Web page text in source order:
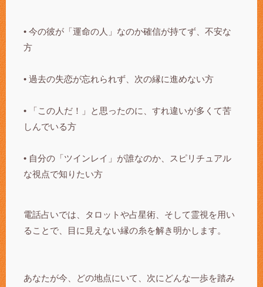
• 今の彼が「運命の人」なのか確信が持てず、不安な
方
• 過去の失恋が忘れられず、次の縁に進めない方
• 「この人だ！」と思ったのに、すれ違いが多くて苦
しんでいる方
• 自分の「ツインレイ」が誰なのか、スピリチュアル
な視点で知りたい方
電話占いでは、タロットや占星術、そして霊視を用い
ることで、目に見えない縁の糸を解き明かします。
あなたが今、どの地点にいて、次にどんな一歩を踏み